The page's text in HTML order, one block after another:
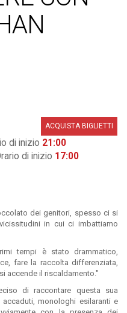
ACQUISTA BIGLIETTI
di inizio 21:00
di inizio 17:00
dei genitori, spesso ci si
in cui ci imbattiamo
tempi è stato drammatico,
fare la raccolta differenziata,
accende il riscaldamento."
di raccontare questa sua
monologhi esilaranti e